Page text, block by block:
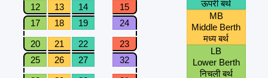
12 13 14
15
17
18 19 24
20 21 22
23
25
26 27 32
ऊपरी बर्थ
MB
Middle Berth
मध्य बर्थ
LB
Lower Berth
निचली बर्थ